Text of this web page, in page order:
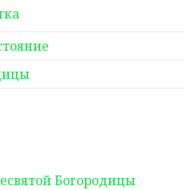
Богородицы